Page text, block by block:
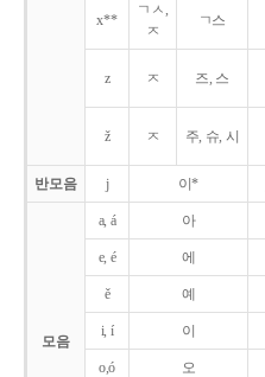
x**
ㄱㅅ,
ㅈ
ㄱ스
z ㅈ 즈, 스
ž ㅈ 주, 슈, 시
반모음 j 이*
모음
a, á 아
e, é 에
ě 예
i, í 이
o,ó 오